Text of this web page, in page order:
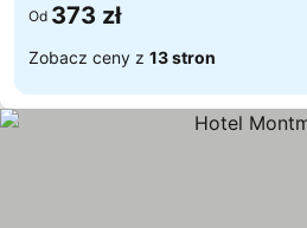
Od 373 zł
Zobacz ceny z 13 stron